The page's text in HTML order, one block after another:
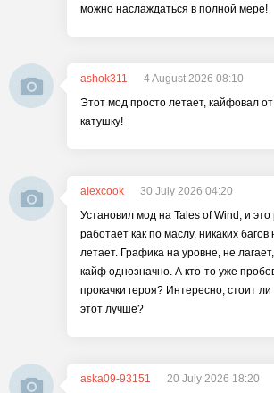
можно наслаждаться в полной мере!
ashok311
4 August 2026 08:10
Этот мод просто летает, кайфовал
катушку!
alexcook
30 July 2026 04:20
Установил мод на Tales of Wind, и это
работает как по маслу, никаких
летает. Графика на уровне, не
кайф однозначно. А кто-то уже
прокачки героя? Интересно, стоит
этот лучше?
aska09-93151
20 July 2026 18:20